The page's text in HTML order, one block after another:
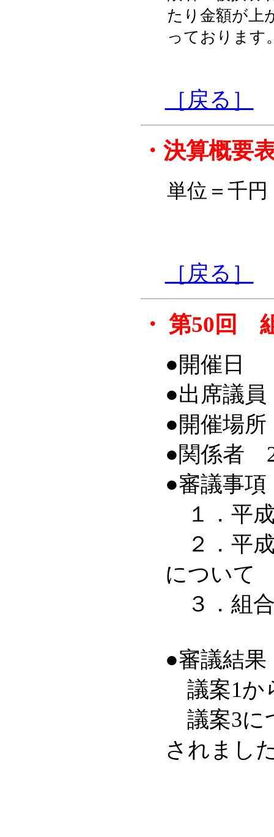
たり金額が上
っております
［戻る］
・ 決算概要
単位＝千円
［戻る］
・ 第50回
●開催日
●出席議
●開催場
●関係者
●審議事項
１．平成
２．平成
について
３．組
●審議結果
議案1か
議案3に
されまし